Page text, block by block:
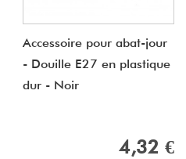
Accessoire pour abat-jour
- Douille E27 en plastique
dur - Noir
4,32 €